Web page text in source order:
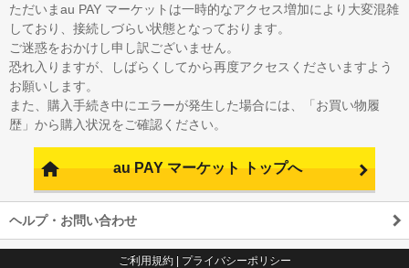
ただいまau PAY マーケットは一時的なアクセス増加により大変混雑
しており、接続しづらい状態となっております。
ご迷惑をおかけし申し訳ございません。
恐れ入りますが、しばらくしてから再度アクセスくださいますよう
お願いします。
また、購入手続き中にエラーが発生した場合には、「お買い物履
歴」から購入状況をご確認ください。
au PAY マーケット トップへ
ヘルプ・お問い合わせ
ご利用規約| プライバシーポリシー